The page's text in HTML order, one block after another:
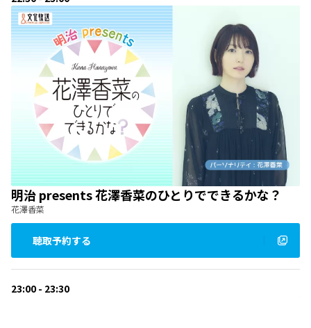
明治 presents 花澤香菜のひとりでできるかな？
花澤香菜
聴取予約する
23:00 - 23:30